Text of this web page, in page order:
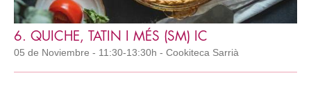
6. QUICHE, TATIN I MÉS (SM) IC
05 de Noviembre - 11:30-13:30h - Cookiteca Sarrià